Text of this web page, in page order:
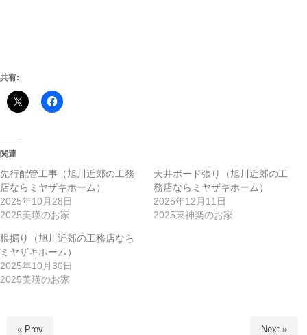
共有:
関連
先行配管工事（旭川近郊の工務
店ならミヤザキホーム）
2025年10月28日
2025美瑛のお家
天井ボード張り（旭川近郊の工
務店ならミヤザキホーム）
2025年12月11日
2025東神楽のお家
根掘り（旭川近郊の工務店なら
ミヤザキホーム）
2025年10月30日
2025美瑛のお家
« Prev Next »